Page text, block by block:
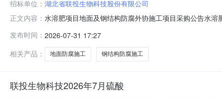
招标单位： 湖北省联投生物科技股份有限公司
正文内容： 水溶肥项目地面及钢结构防腐外协施工项目采购公告水
资金落实情况：已落实；1.4采购项目概况：本项目为事
㎡，包括整体地坪1368㎡
发布时间： 2026-07-31 17:27
相关产品：
地面防腐施工 钢结构防腐施工
联投生物科技2026年7月硫酸